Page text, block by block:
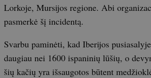
Lorkoje, Mursijos regione. Abi
pasmerkė šį incidentą.
Svarbu paminėti, kad Iberijos
daugiau nei 1600 ispaninių lūšių, o
šių kačių yra išsaugotos būtent